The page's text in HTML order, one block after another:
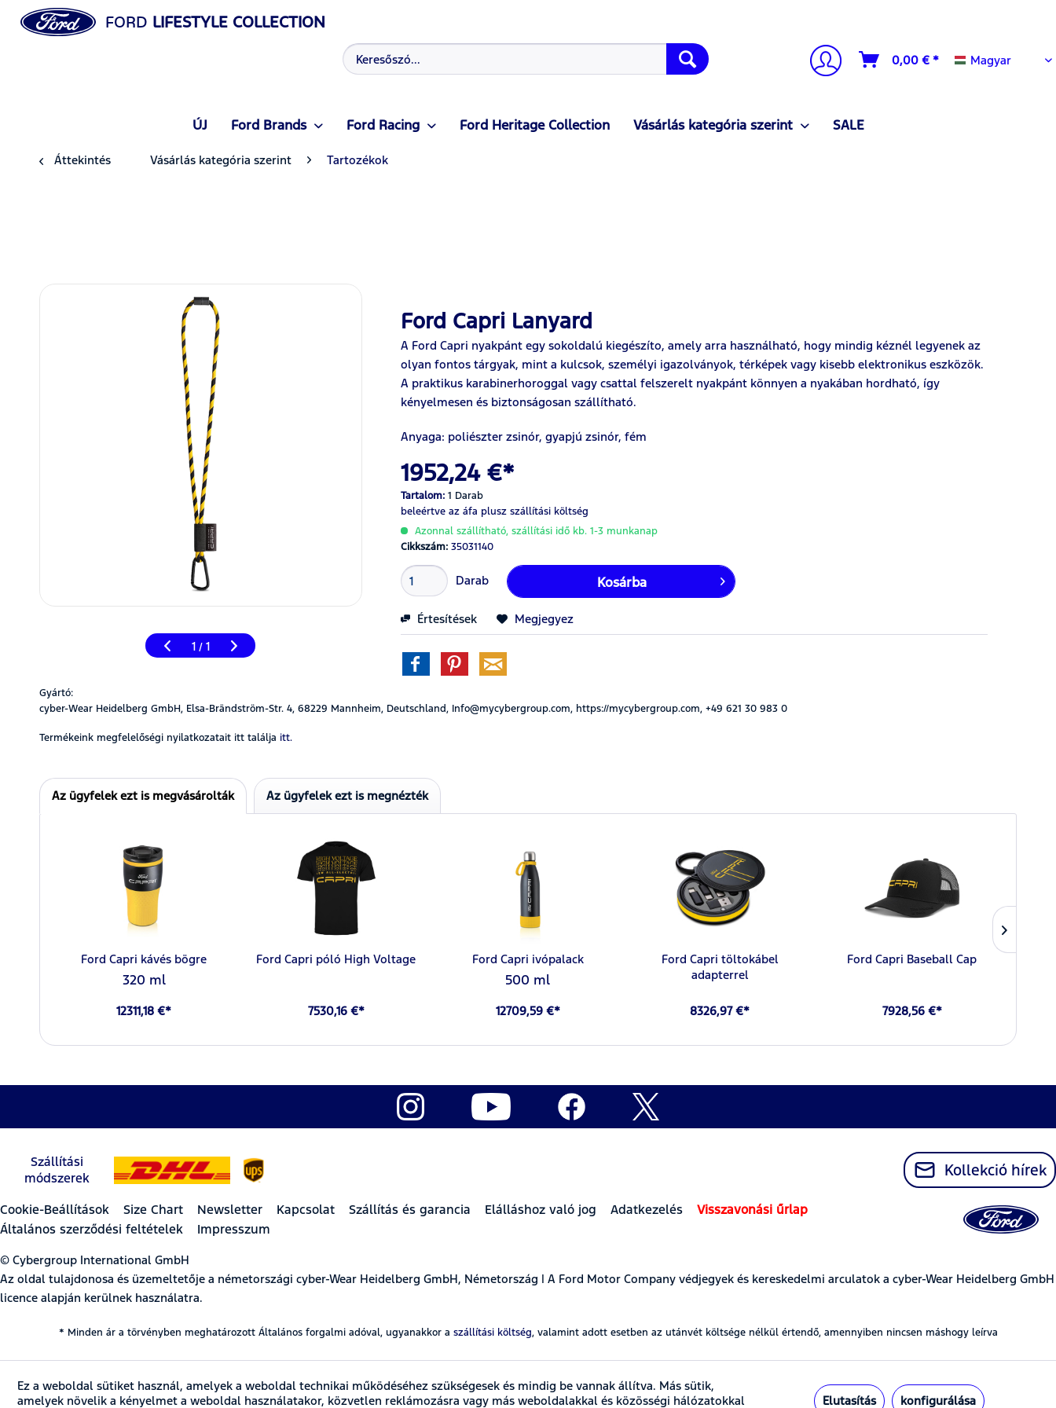
FORD LIFESTYLE COLLECTION
0,00 € * Magyar
Magyar
ÚJ Ford Brands Ford Racing Ford Heritage Collection Vásárlás kategória szerint SALE
Áttekintés Vásárlás kategória szerint Tartozékok
1 / 1
Ford Capri Lanyard
A Ford Capri nyakpánt egy sokoldalú kiegészíto, amely arra használható, hogy mindig kéznél legyenek az
olyan fontos tárgyak, mint a kulcsok, személyi igazolványok, térképek vagy kisebb elektronikus eszközök.
A praktikus karabinerhoroggal vagy csattal felszerelt nyakpánt könnyen a nyakában hordható, így
kényelmesen és biztonságosan szállítható.
Anyaga: poliészter zsinór, gyapjú zsinór, fém
1952,24 €*
Tartalom:1 Darab
beleértve az áfa plusz szállítási költség
Azonnal szállítható, szállítási idő kb. 1-3 munkanap
Cikkszám:35031140
Darab Kosárba
Értesítések Megjegyez
Gyártó:
cyber-Wear Heidelberg GmbH, Elsa-Brändström-Str. 4, 68229 Mannheim, Deutschland, Info@mycybergroup.com, https://mycybergroup.com, +49 621 30 983 0
Termékeink megfelelőségi nyilatkozatait itt találja itt.
Az ügyfelek ezt is megvásárolták Az ügyfelek ezt is megnézték
Ford Capri kávés bögre
320 ml
12311,18 €*
Ford Capri póló High Voltage
7530,16 €*
Ford Capri ivópalack
500 ml
12709,59 €*
Ford Capri töltokábel
adapterrel
8326,97 €*
Ford Capri Baseball Cap
7928,56 €*
Szállítási
módszerek
Kollekció hírek
Cookie-Beállítások Size Chart Newsletter Kapcsolat Szállítás és garancia Elálláshoz való jog Adatkezelés
Visszavonási űrlap
Általános szerződési feltételek
Impresszum
© Cybergroup International GmbH
Az oldal tulajdonosa és üzemeltetője a németországi cyber-Wear Heidelberg GmbH, Németország | A Ford Motor Company védjegyek és kereskedelmi arculatok a cyber-Wear Heidelberg GmbH
licence alapján kerülnek használatra.
* Minden ár a törvényben meghatározott Általános forgalmi adóval, ugyanakkor a szállítási költség, valamint adott esetben az utánvét költsége nélkül értendő, amennyiben nincsen máshogy leírva
Ez a weboldal sütiket használ, amelyek a weboldal technikai működéséhez szükségesek és mindig be vannak állítva. Más sütik,
amelyek növelik a kényelmet a weboldal használatakor, közvetlen reklámozásra vagy más weboldalakkal és közösségi hálózatokkal
Elutasítás konfigurálása